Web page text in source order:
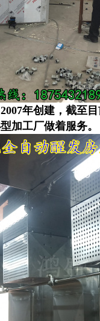
年创建，截至
加工厂做着服务